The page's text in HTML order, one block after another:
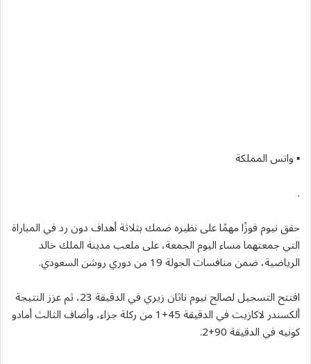
▪︎ واتس المملكة
.
حقق نيوم فوزًا مهمًا على نظيره ضمك بثلاثة أهداف دون رد في المباراة
التي جمعتهما مساء اليوم الجمعة، على ملعب مدينة الملك خالد
الرياضية، ضمن منافسات الجولة 19 من دوري روشن السعودي.
افتتح التسجيل لصالح نيوم ناثان زيري في الدقيقة 23، ثم عزز النتيجة
ألكسندر لاكازيت في الدقيقة 45+1 من ركلة جزاء، وأضاف الثالث أمادو
كونيه في الدقيقة 90+2.